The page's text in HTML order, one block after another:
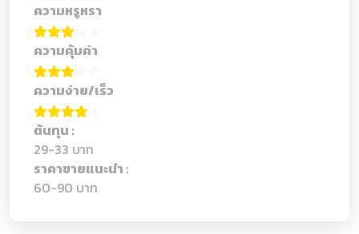
ความหรูหรา
ความคุ้มค่า
ความง่าย/เร็ว
ต้นทุน :
29-33 บาท
ราคาขายแนะนำ :
60-90 บาท